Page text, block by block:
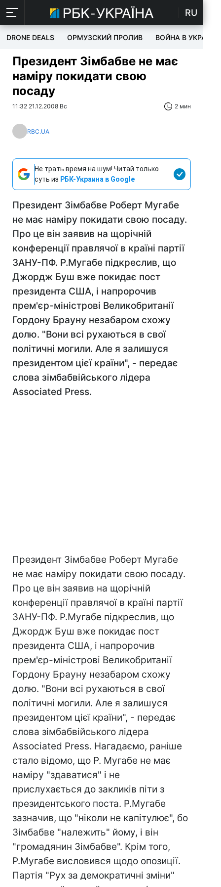
RU
DRONE DEALS ОРМУЗСКИЙ ПРОЛИВ ВОЙНА В УКРАИНЕ
Президент Зімбабве не має
наміру покидати свою
посаду
11:32 21.12.2008 Вс 2 мин
RBC.UA
Не трать время на шум! Читай только
суть из РБК-Украина в Google
Президент Зімбабве Роберт Мугабе
не має наміру покидати свою посаду.
Про це він заявив на щорічній
конференції правлячої в країні партії
ЗАНУ-ПФ. Р.Мугабе підкреслив, що
Джордж Буш вже покидає пост
президента США, і напророчив
прем'єр-міністрові Великобританії
Гордону Брауну незабаром схожу
долю. "Вони всі рухаються в свої
політичні могили. Але я залишуся
президентом цієї країни", - передає
слова зімбабвійського лідера
Associated Press.
Президент Зімбабве Роберт Мугабе
не має наміру покидати свою посаду.
Про це він заявив на щорічній
конференції правлячої в країні партії
ЗАНУ-ПФ. Р.Мугабе підкреслив, що
Джордж Буш вже покидає пост
президента США, і напророчив
прем'єр-міністрові Великобританії
Гордону Брауну незабаром схожу
долю. "Вони всі рухаються в свої
політичні могили. Але я залишуся
президентом цієї країни", - передає
слова зімбабвійського лідера
Associated Press. Нагадаємо, раніше
стало відомо, що Р. Мугабе не має
наміру "здаватися" і не
прислухається до закликів піти з
президентського поста. Р.Мугабе
зазначив, що "ніколи не капітулює", бо
Зімбабве "належить" йому, і він
"громадянин Зімбабве". Крім того,
Р.Мугабе висловився щодо опозиції.
Партія "Рух за демократичні зміни"